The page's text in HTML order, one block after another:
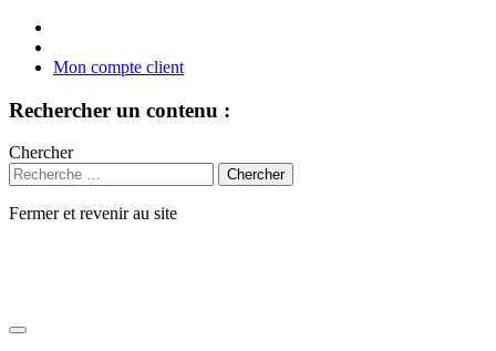
Mon compte client
Rechercher un contenu :
Chercher
Fermer et revenir au site